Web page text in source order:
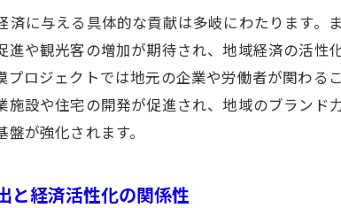
地元住民の意見
環境に配慮した
プロジェクト成
済に与える具体的な貢献は多岐にわたります
進や観光客の増加が期待され、地域経済の活
プロジェクトでは地元の企業や労働者が関わ
施設や住宅の開発が促進され、地域のブラン
が強化されます。
と経済活性化の関係性